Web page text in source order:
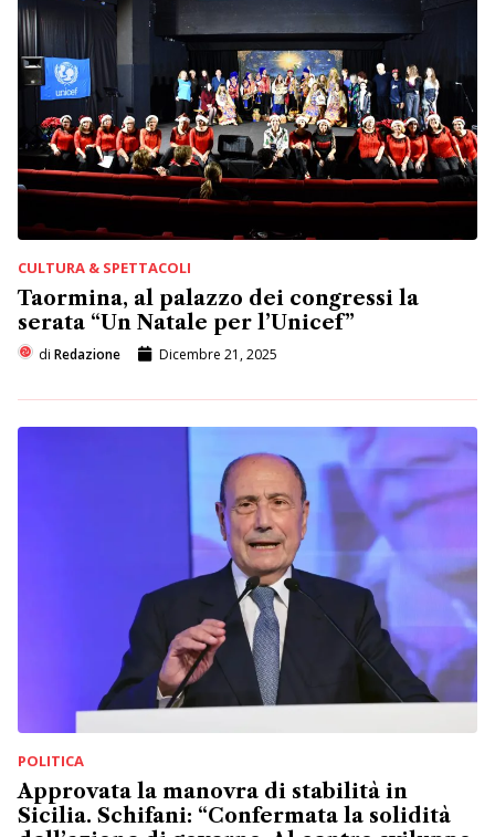
CULTURA & SPETTACOLI
Taormina, al palazzo dei congressi la
serata “Un Natale per l’Unicef”
di Redazione Dicembre 21, 2025
POLITICA
Approvata la manovra di stabilità in
Sicilia. Schifani: “Confermata la solidità